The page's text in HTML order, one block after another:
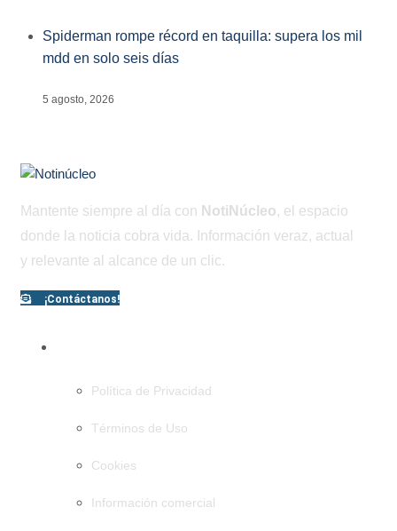
Spiderman rompe récord en taquilla: supera los mil
mdd en solo seis días
5 agosto, 2026
Mantente siempre al día con NotiNúcleo, el espacio
donde la noticia cobra vida. Información veraz, actual
y relevante al alcance de un clic.
¡Contáctanos!
Política de Privacidad
Términos de Uso
Cookies
Información comercial